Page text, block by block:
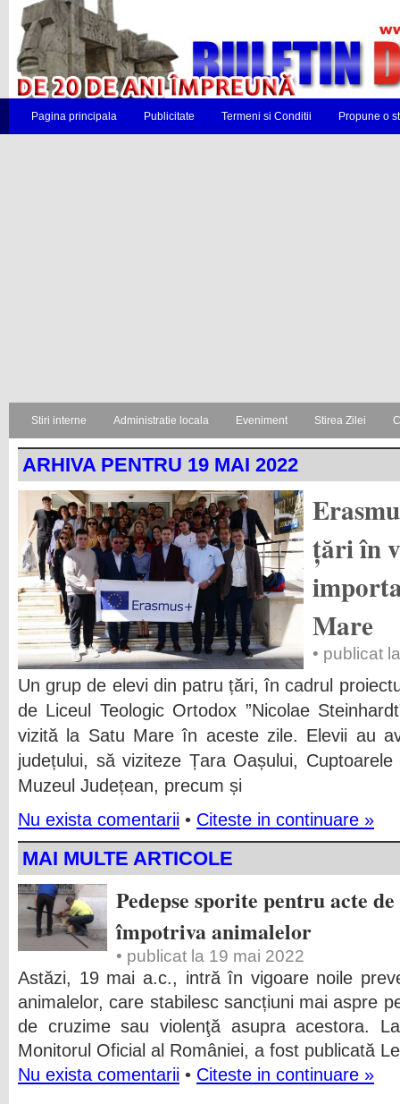
Pagina principala Publicitate Termeni si Conditii Propune o
Stiri interne Administratie locala Eveniment Stirea Zilei
ARHIVA PENTRU 19 MAI 2022
țări în
Mare
• publicat
Un grup de elevi din patru țări, în cadrul
de Liceul Teologic Ortodox ”Nicolae
vizită la Satu Mare în aceste zile. Elevii au
județului, să viziteze Țara Oașului,
Muzeul Județean, precum și
Nu exista comentarii • Citeste in continuare »
MAI MULTE ARTICOLE
Pedepse sporite pentru acte
împotriva animalelor
• publicat la 19 mai 2022
Astăzi, 19 mai a.c., intră în vigoare noile
animalelor, care stabilesc sancțiuni mai aspre
de cruzime sau violenţă asupra acestora.
Monitorul Oficial al României, a fost publicată
Nu exista comentarii • Citeste in continuare »